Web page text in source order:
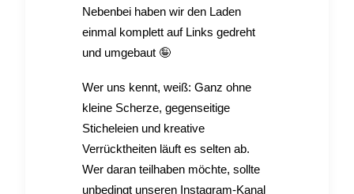
Nebenbei haben wir den Laden
einmal komplett auf Links gedreht
und umgebaut 🤪
Wer uns kennt, weiß: Ganz ohne
kleine Scherze, gegenseitige
Sticheleien und kreative
Verrücktheiten läuft es selten ab.
Wer daran teilhaben möchte, sollte
unbedingt unseren Instagram-Kanal